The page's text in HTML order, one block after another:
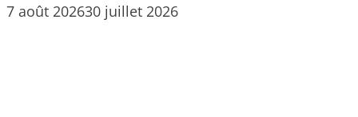
7 août 202630 juillet 2026